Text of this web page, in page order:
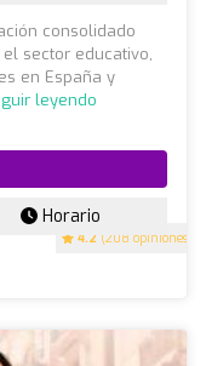
4.2 (208 opiniones)
consolidado
sector educativo,
en España y
leyendo
Horario